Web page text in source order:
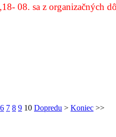
08. sa z organizačných
6 7 8 9 10 Dopredu > Koniec >>